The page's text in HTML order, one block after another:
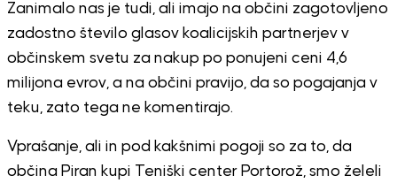
Zanimalo nas je tudi, ali imajo na občini zagotovljeno
zadostno število glasov koalicijskih partnerjev v
občinskem svetu za nakup po ponujeni ceni 4,6
milijona evrov, a na občini pravijo, da so pogajanja v
teku, zato tega ne komentirajo.
Vprašanje, ali in pod kakšnimi pogoji so za to, da
občina Piran kupi Teniški center Portorož, smo želeli